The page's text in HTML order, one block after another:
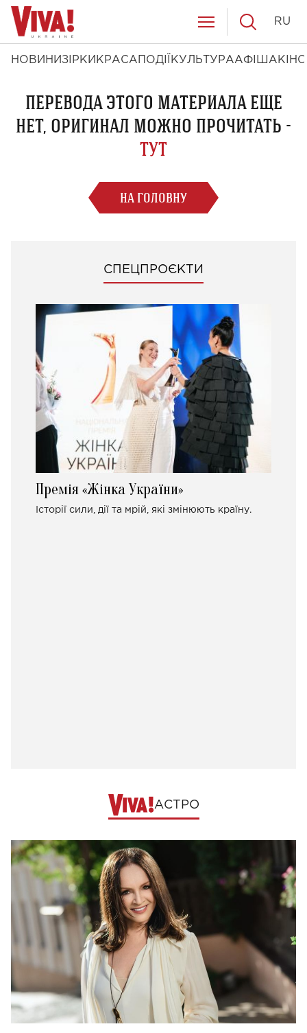
НОВИНИ ЗІРКИ КРАСА ПОДІЇ КУЛЬТУРААФІША КІНО
RU
ПЕРЕВОДА ЭТОГО МАТЕРИАЛА ЕЩЕ
НЕТ, ОРИГИНАЛ МОЖНО ПРОЧИТАТЬ -
ТУТ
НА ГОЛОВНУ
СПЕЦПРОЄКТИ
Премія «Жінка України»
Історії сили, дії та мрій, які змінюють країну.
АСТРО